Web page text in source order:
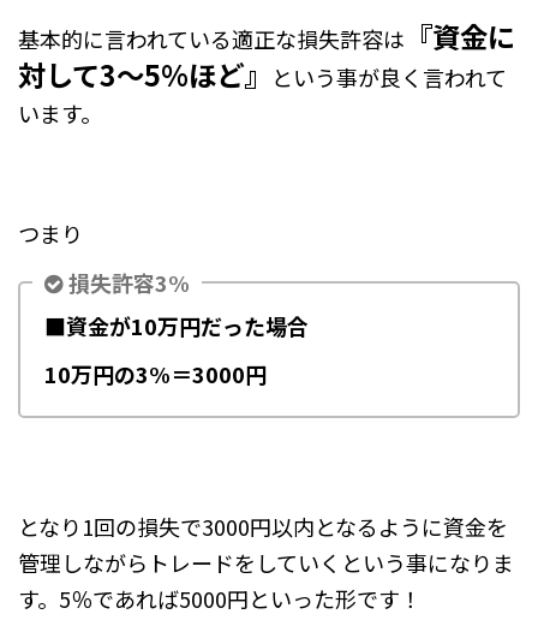
基本的に言われている適正な損失許容は 『資金に
対して3～5%ほど』
という事が良く言われて
います。
つまり
損失許容3%
■資金が10万円だった場合
10万円の3%＝3000円
となり1回の損失で3000円以内となるように資金を
管理しながらトレードをしていくという事になりま
す。5％であれば5000円といった形です！